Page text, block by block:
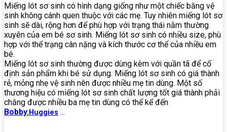
Miếng lót sơ sinh có hình dạng giống như một chiếc băng vệ
sinh không cánh quen thuộc với các mẹ. Tuy nhiên miếng lót sơ
sinh sẽ dài, rộng hơn để phù hợp với trạng thái nằm thường
xuyên của em bé sơ sinh. Miếng lót sơ sinh có nhiều size, phù
hợp với thể trạng cân nặng và kích thước cơ thể của nhiều em
bé.
Miếng lót sơ sinh thường được dùng kèm với quần tã để cố
định sản phẩm khi bé sử dụng. Miếng lót sơ sinh có giá thành
rẻ, mỏng nhẹ vệ sinh nên được nhiều mẹ tin dùng. Một số
thương hiệu có miếng lót sơ sinh chất lượng tốt giá thành phải
chăng được nhiều ba mẹ tin dùng có thể kể đến
Bobby,Huggies …